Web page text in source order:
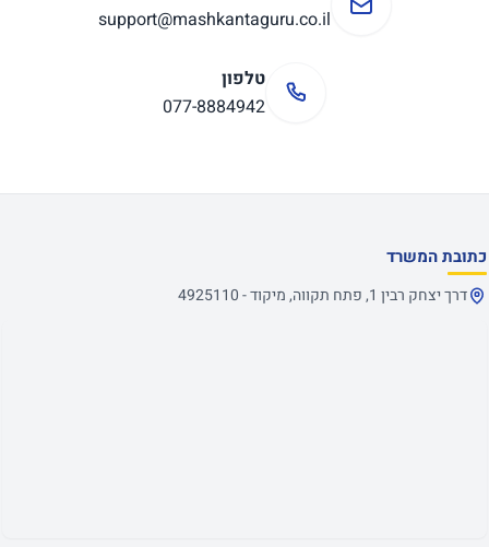
support@mashkantaguru.co.il
טלפון
077-8884942
כתובת המשרד
דרך יצחק רבין 1, פתח תקווה, מיקוד - 4925110